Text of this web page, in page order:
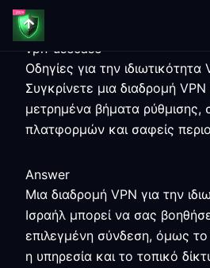
vpn-usecase
Οδηγίες για την
Συγκρίνετε μια διαδρομή
μετρημένα βήματα ρύθμισης,
πλατφορμών και σαφείς
Answer
Μια διαδρομή VPN για την
Ισραήλ μπορεί να σας
επιλεγμένη σύνδεση, όμως
η υπηρεσία και το τοπικό